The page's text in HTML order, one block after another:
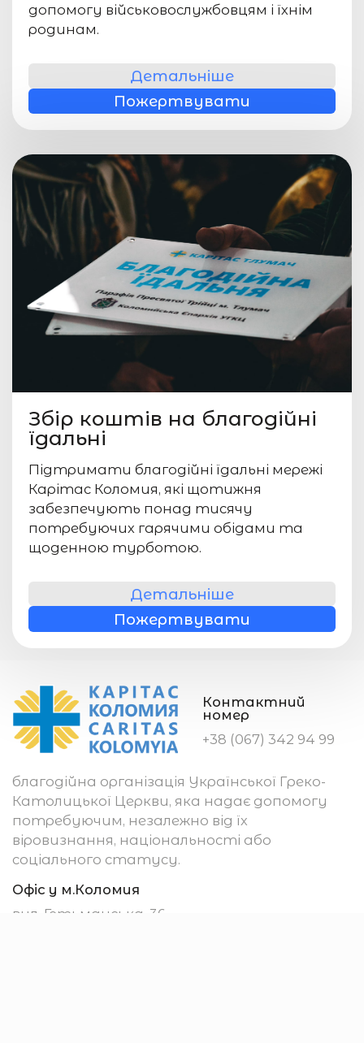
допомогу військовослужбовцям і їхнім
родинам.
Детальніше
Пожертвувати
Збір коштів на благодійні
їдальні
Підтримати благодійні їдальні мережі
Карітас Коломия, які щотижня
забезпечують понад тисячу
потребуючих гарячими обідами та
щоденною турботою.
Детальніше
Пожертвувати
Контактний
номер
+38 (067) 342 94 99
благодійна організація Української Греко-
Католицької Церкви, яка надає допомогу
потребуючим, незалежно від їх
віровизнання, національності або
соціального статусу.
Офіс у м.Коломия
вул. Гетьманська, 36